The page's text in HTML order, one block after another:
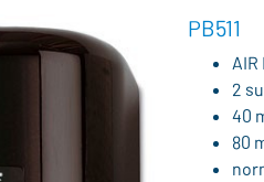
PB511
2
40
80